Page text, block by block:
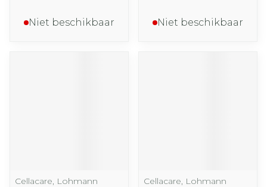
Niet beschikbaar Niet beschikbaar
Cellacare, Lohmann
Cellacare, Lohmann